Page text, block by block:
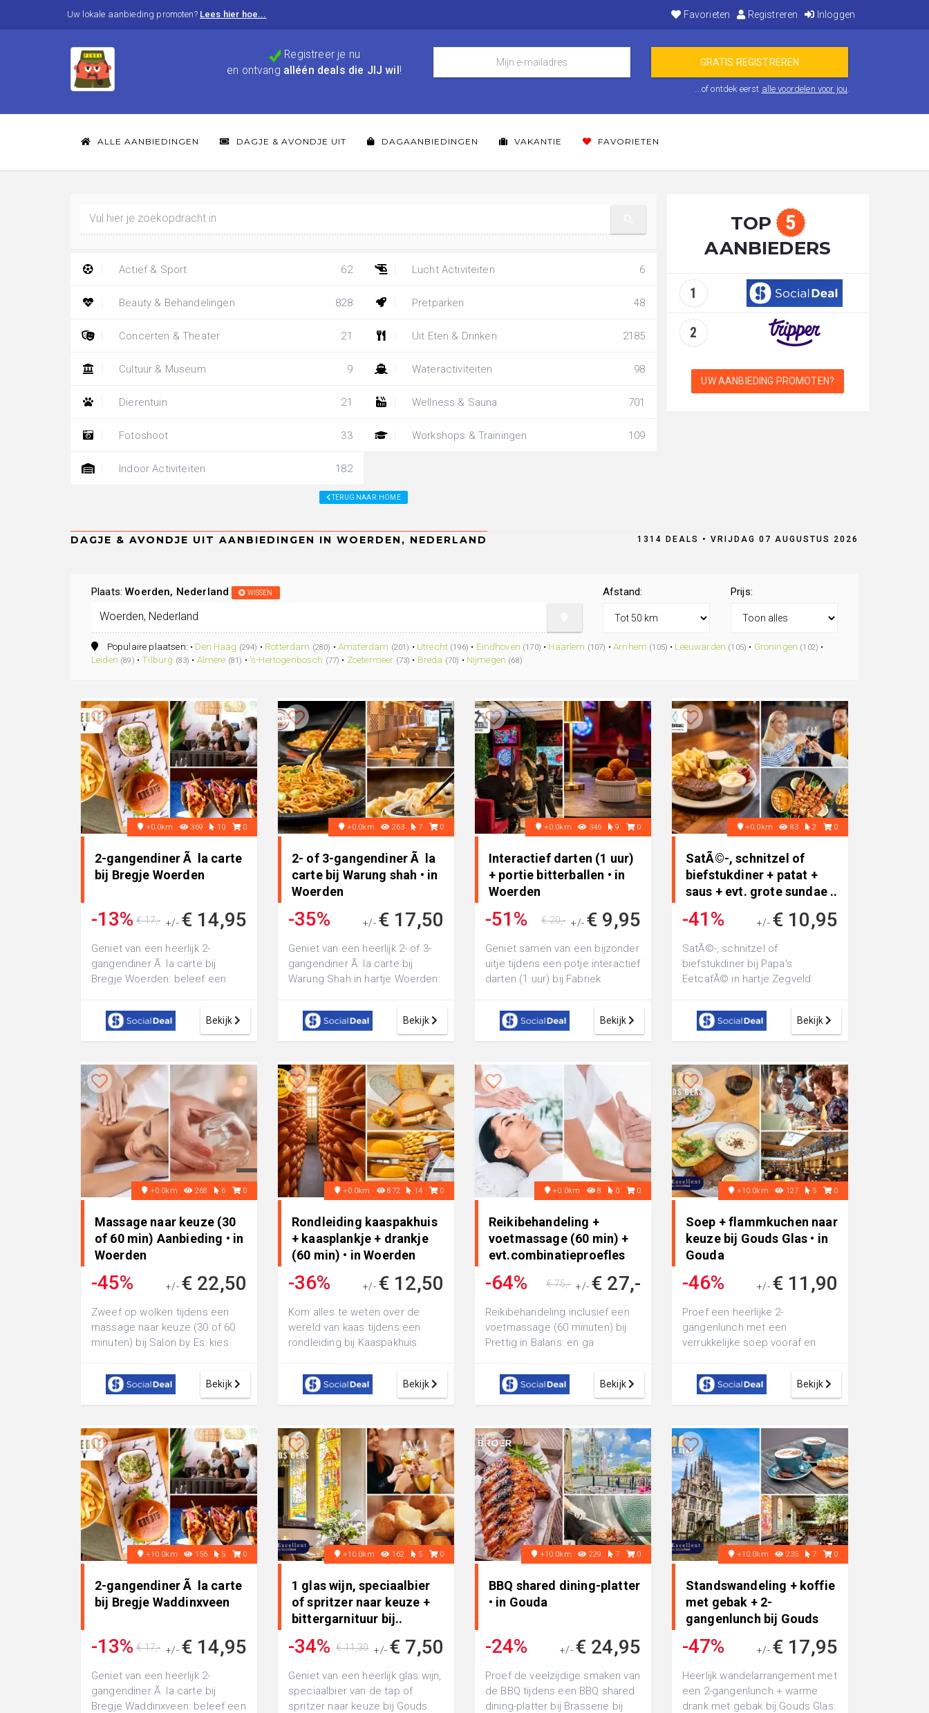
Uw lokale aanbieding promoten? Lees hier hoe... Favorieten Registreren Inloggen
Registreer je nu
en ontvang alléén deals die JIJ wil !
...of ontdek eerst alle voordelen voor jou.
ALLE AANBIEDINGEN DAGJE & AVONDJE UIT DAGAANBIEDINGEN VAKANTIE FAVORIETEN
Actief & Sport 62
Beauty & Behandelingen 828
Concerten & Theater 21
Cultuur & Museum 9
Dierentuin 21
Fotoshoot 33
Indoor Activiteiten 182
Lucht Activiteiten 6
Pretparken 48
Uit Eten & Drinken 2185
Wateractiviteiten 98
Wellness & Sauna 701
Workshops & Trainingen 109
TERUG NAAR: HOME
TOP 5
AANBIEDERS
1
2
UW AANBIEDING PROMOTEN?
1314 DEALS • VRIJDAG 07 AUGUSTUS 2026
Plaats:Woerden, Nederland WISSEN Afstand: Prijs:
Populaire plaatsen: • Den Haag (294) • Rotterdam (280) •Amsterdam (201) • Utrecht (196) • Eindhoven (170) • Haarlem (107) •Arnhem (105) • Leeuwarden (105) • Groningen (102) •
Leiden (89) • Tilburg (83) • Almere (81) • 's-Hertogenbosch (77) • Zoetermeer (73) • Breda (70) • Nijmegen (68)
+0.0km 369 10 0
2-gangendiner Ã la carte
bij Bregje Woerden
-13% +/- € 14,95
€ 17,-
Geniet van een heerlijk 2-
gangendiner Ã la carte bij
Bregje Woerden: beleef een
uit met je f...
Bekijk
+0.0km 263 7 0
2- of 3-gangendiner Ã la
carte bij Warung shah • in
Woerden
-35% +/- € 17,50
Geniet van een heerlijk 2- of 3-
gangendiner Ã la carte bij
Warung Shah in hartje Woerden:
keuk...
Bekijk
+0.0km 346 9 0
Interactief darten (1 uur)
+ portie bitterballen • in
Woerden
-51% +/- € 9,95
€ 20,-
Geniet samen van een bijzonder
uitje tijdens een potje interactief
darten (1 uur) bij Fabriek
Bekijk
+0.0km 83 2 0
SatÃ©-, schnitzel of
biefstukdiner + patat +
saus + evt. grote sundae ..
-41% +/- € 10,95
SatÃ©-, schnitzel of
biefstukdiner bij Papa's
EetcafÃ© in hartje Zegveld:
en eventueel een...
Bekijk
+0.0km 268 6 0
Massage naar keuze (30
of 60 min) Aanbieding • in
Woerden
-45% +/- € 22,50
Zweef op wolken tijdens een
massage naar keuze (30 of 60
minuten) bij Salon by Es: kies
ontspanningsmassage, cuppi...
Bekijk
+0.0km 872 14 0
Rondleiding kaaspakhuis
+ kaasplankje + drankje
(60 min) • in Woerden
-36% +/- € 12,50
Kom alles te weten over de
wereld van kaas tijdens een
rondleiding bij Kaaspakhuis
een heer...
Bekijk
+0.0km 8 0 0
Reikibehandeling +
voetmassage (60 min) +
evt.combinatieproefles
-64% +/- € 27,-
€ 75,-
Reikibehandeling inclusief een
voetmassage (60 minuten) bij
Prettig in Balans: en ga
gecombineerde proef...
Bekijk
+10.0km 127 5 0
Soep + flammkuchen naar
keuze bij Gouds Glas • in
Gouda
-46% +/- € 11,90
Proef een heerlijke 2-
gangenlunch met een
verrukkelijke soep vooraf en
bij Gouds Glas: sfeervo...
Bekijk
+10.0km 156 5 0
2-gangendiner Ã la carte
bij Bregje Waddinxveen
-13% +/- € 14,95
€ 17,-
Geniet van een heerlijk 2-
gangendiner Ã la carte bij
Bregje Waddinxveen: beleef een
+10.0km 162 5 0
1 glas wijn, speciaalbier
of spritzer naar keuze +
bittergarnituur bij..
-34% +/- € 7,50
€ 11,30
Geniet van een heerlijk glas wijn,
speciaalbier van de tap of
spritzer naar keuze bij Gouds
+10.0km 229 7 0
BBQ shared dining-platter
• in Gouda
-24% +/- € 24,95
Proef de veelzijdige smaken van
de BBQ tijdens een BBQ shared
dining-platter bij Brasserie bij
+10.0km 235 7 0
Standswandeling + koffie
met gebak + 2-
gangenlunch bij Gouds
-47% +/- € 17,95
Heerlijk wandelarrangement met
een 2-gangenlunch + warme
drank met gebak bij Gouds Glas: